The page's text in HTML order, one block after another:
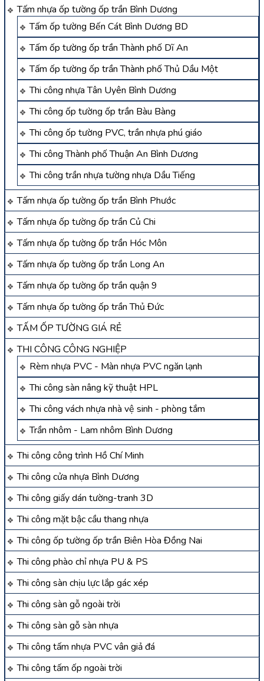
Tấm nhựa ốp tường ốp trần Bình Dương
Tấm ốp tường Bến Cát Bình Dương BD
Tấm ốp tường ốp trần Thành phố Dĩ An
Tấm ốp tường ốp trần Thành phố Thủ Dầu Một
Thi công nhựa Tân Uyên Bình Dương
Thi công ốp tường ốp trần Bàu Bàng
Thi công ốp tường PVC, trần nhựa phú giáo
Thi công Thành phố Thuận An Bình Dương
Thi công trần nhựa tường nhựa Dầu Tiếng
Tấm nhựa ốp tường ốp trần Bình Phước
Tấm nhựa ốp tường ốp trần Củ Chi
Tấm nhựa ốp tường ốp trần Hóc Môn
Tấm nhựa ốp tường ốp trần Long An
Tấm nhựa ốp tường ốp trần quận 9
Tấm nhựa ốp tường ốp trần Thủ Đức
TẤM ỐP TƯỜNG GIÁ RẺ
THI CÔNG CÔNG NGHIỆP
Rèm nhựa PVC - Màn nhựa PVC ngăn lạnh
Thi công sàn nâng kỹ thuật HPL
Thi công vách nhựa nhà vệ sinh - phòng tắm
Trần nhôm - Lam nhôm Bình Dương
Thi công công trình Hồ Chí Minh
Thi công cửa nhựa Bình Dương
Thi công giấy dán tường-tranh 3D
Thi công mặt bậc cầu thang nhựa
Thi công ốp tường ốp trần Biên Hòa Đồng Nai
Thi công phào chỉ nhựa PU & PS
Thi công sàn chịu lực lắp gác xép
Thi công sàn gỗ ngoài trời
Thi công sàn gỗ sàn nhựa
Thi công tấm nhựa PVC vân giả đá
Thi công tấm ốp ngoài trời